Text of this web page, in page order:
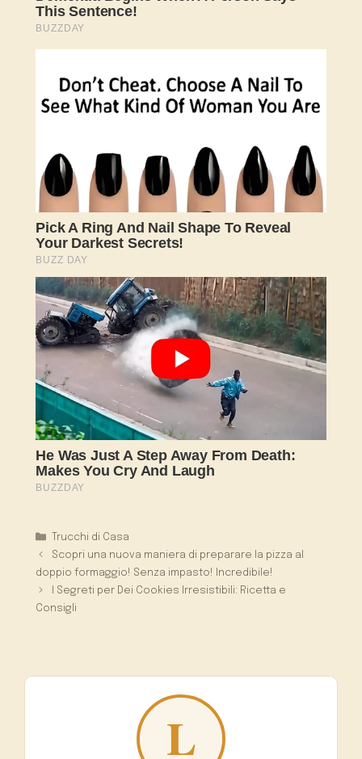
Categorie
Trucchi di Casa
Scopri una nuova maniera di preparare la pizza al
doppio formaggio! Senza impasto! Incredibile!
I Segreti per Dei Cookies Irresistibili: Ricetta e
Consigli